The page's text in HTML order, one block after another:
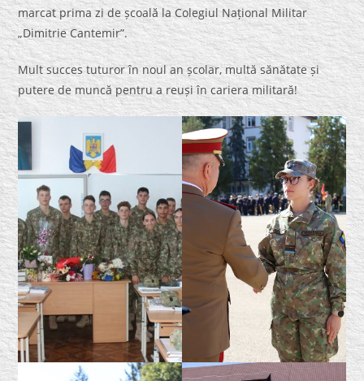
marcat prima zi de școală la Colegiul Național Militar
„Dimitrie Cantemir”.
Mult succes tuturor în noul an școlar, multă sănătate și
putere de muncă pentru a reuși în cariera militară!